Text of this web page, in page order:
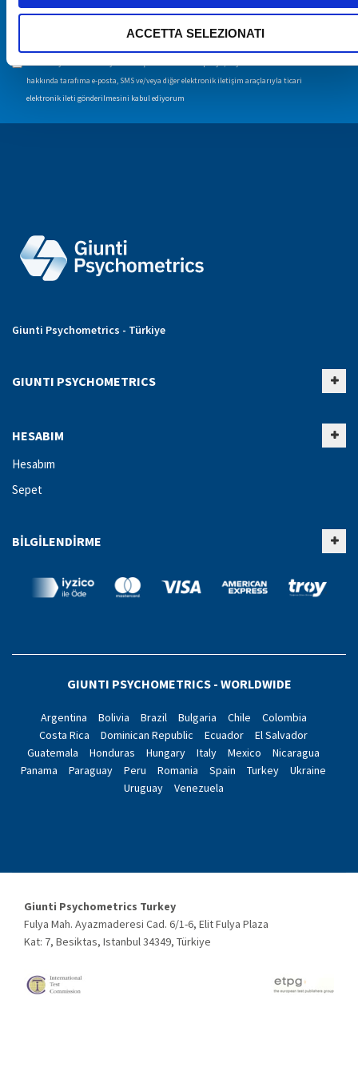
ACCETTA SELEZIONATI
Giunti Psychometrics Yayıncılık A.Ş. tarafından kampanya, duyuru ve bültenler
hakkında tarafıma e-posta, SMS ve/veya diğer elektronik iletişim araçlarıyla ticari
elektronik ileti gönderilmesini kabul ediyorum
Giunti Psychometrics - Türkiye
GIUNTI PSYCHOMETRICS
HESABIM
Hesabım
Sepet
BILGILENDIRME
GIUNTI PSYCHOMETRICS - WORLDWIDE
Argentina Bolivia Brazil Bulgaria Chile
Colombia
Costa Rica
Dominican Republic Ecuador
El Salvador
Guatemala
Honduras Hungary Italy Mexico
Nicaragua
Panama
Paraguay Peru Romania Spain Turkey
Ukraine
Uruguay
Venezuela
Giunti Psychometrics Turkey
Fulya Mah. Ayazmaderesi Cad. 6/1-6, Elit Fulya Plaza
Kat: 7, Besiktas, Istanbul 34349, Türkiye